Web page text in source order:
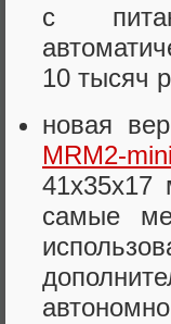
с
10 тысяч
новая
MRM2-
самые